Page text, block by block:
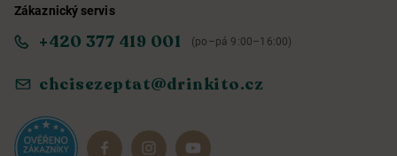
Obchodní podmínky
Reklamace a vrácení
Informace o přístupnosti služby
Dárkové sady
Zákaznický servis
+420 377 419 001 (po–pá 9:00–16:00)
chcisezeptat@drinkito.cz